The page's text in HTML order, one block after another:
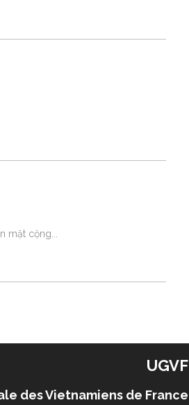
mật cộng
UGVF
des Vietnamiens de France